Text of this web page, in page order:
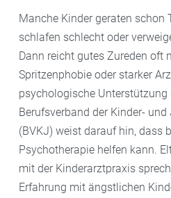
Manche Kinder geraten schon
schlafen schlecht oder
Dann reicht gutes Zureden oft
Spritzenphobie oder starker
psychologische Unterstützung
Berufsverband der Kinder- und
(BVKJ) weist darauf hin, dass
Psychotherapie helfen kann.
mit der Kinderarztpraxis
Erfahrung mit ängstlichen